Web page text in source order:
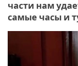
части нам
самые часы и